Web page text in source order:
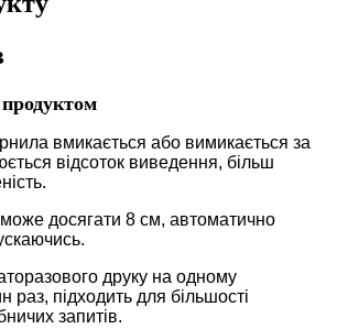
вмикається або вимикається за
відсоток виведення, більш
досягати 8 см, автоматично
друку на одному
раз, підходить для більшості
запитів.